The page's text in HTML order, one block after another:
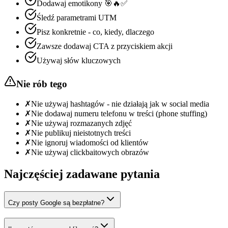
Dodawaj emotikony 🎯🔥✅
Śledź parametrami UTM
Pisz konkretnie - co, kiedy, dlaczego
Zawsze dodawaj CTA z przyciskiem akcji
Używaj słów kluczowych
Nie rób tego
✗Nie używaj hashtagów - nie działają jak w social media
✗Nie dodawaj numeru telefonu w treści (phone stuffing)
✗Nie używaj rozmazanych zdjęć
✗Nie publikuj nieistotnych treści
✗Nie ignoruj wiadomości od klientów
✗Nie używaj clickbaitowych obrazów
Najczęściej zadawane pytania
Czy posty Google są bezpłatne?